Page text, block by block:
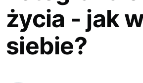
życia - jak
siebie?